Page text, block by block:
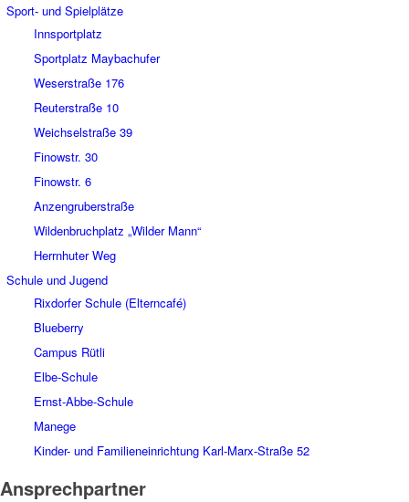
Sport- und Spielplätze
Innsportplatz
Sportplatz Maybachufer
Weserstraße 176
Reuterstraße 10
Weichselstraße 39
Finowstr. 30
Finowstr. 6
Anzengruberstraße
Wildenbruchplatz „Wilder Mann“
Herrnhuter Weg
Schule und Jugend
Rixdorfer Schule (Elterncafé)
Blueberry
Campus Rütli
Elbe-Schule
Ernst-Abbe-Schule
Manege
Kinder- und Familieneinrichtung Karl-Marx-Straße 52
Ansprechpartner